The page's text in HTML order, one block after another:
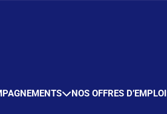
NOS OFFRES D’EMPLOI